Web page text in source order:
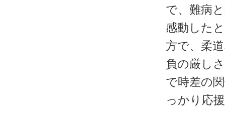
で、難病
感動した
方で、柔
負の厳し
で時差の
っかり応